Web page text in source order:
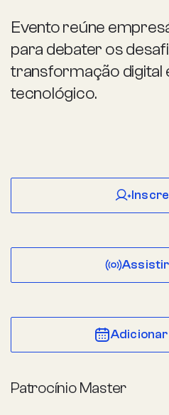
Evento reúne
para debater os
transformação digital
tecnológico.
Adicionar
Patrocínio Master